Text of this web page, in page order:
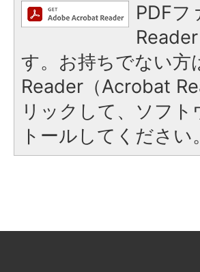
PDFフ
す。お持ちでない方
Reader（Acrobat
リックして、ソフ
トールしてください。